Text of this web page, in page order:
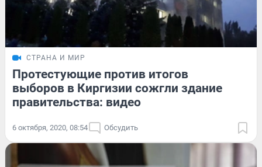
СТРАНА И МИР
Протестующие против итогов
выборов в Киргизии сожгли здание
правительства: видео
6 октября, 2020, 08:54 Обсудить